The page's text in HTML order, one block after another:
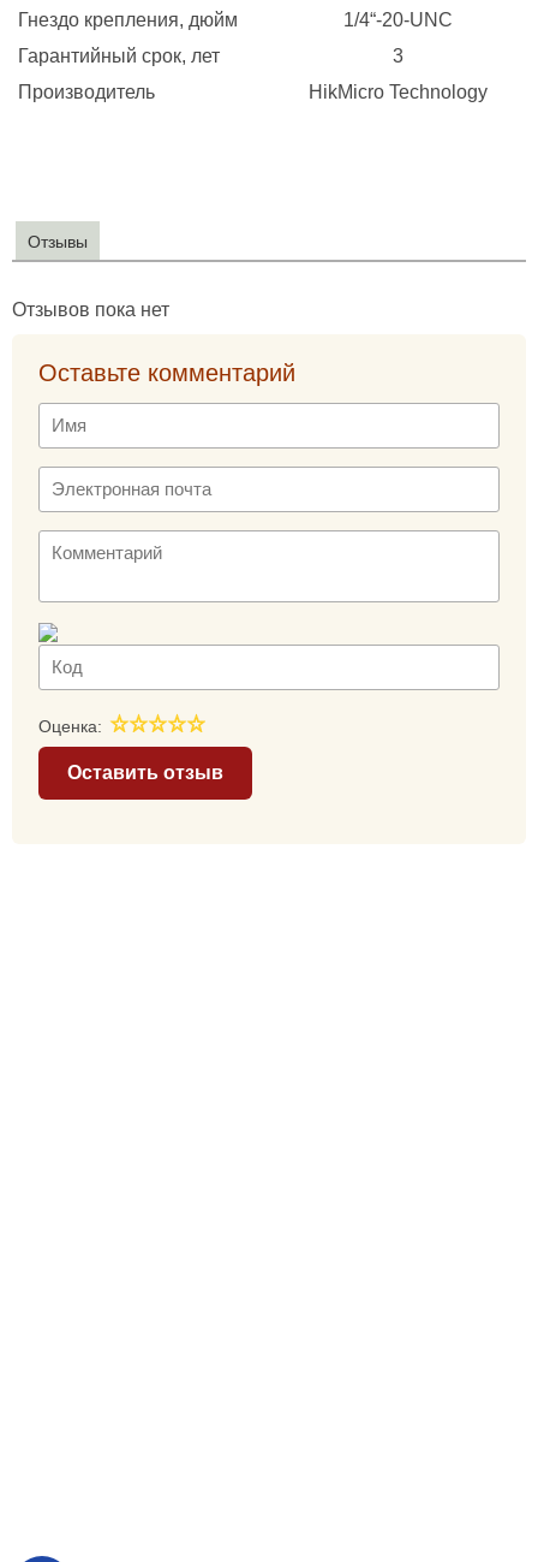
Гнездо крепления, дюйм
1/4“-20-UNC
Гарантийный срок, лет
3
Производитель
HikMicro Technology
Отзывы
Отзывов пока нет
Оставьте комментарий
Оценка:
Оставить отзыв